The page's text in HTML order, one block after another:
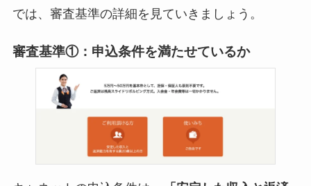
では、審査基準の詳細を見ていきましょう。
審査基準①：申込条件を満たせているか